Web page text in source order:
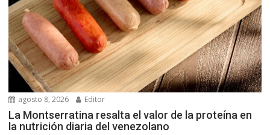
agosto 8, 2026 Editor
La Montserratina resalta el valor de la proteína en
la nutrición diaria del venezolano